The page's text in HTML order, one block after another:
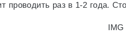
проводить раз в 1-2 года.